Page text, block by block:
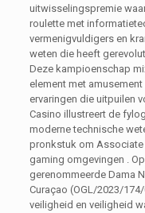
uitwisselingspremie
roulette met
vermenigvuldigers en
weten die heeft
Deze kampioenschap
element met
ervaringen die uitpuilen
Casino illustreert de
moderne technische
pronkstuk om Associate
gaming omgevingen .
gerenommeerde Dama
Curaçao (OGL/2023/
veiligheid en veiligheid